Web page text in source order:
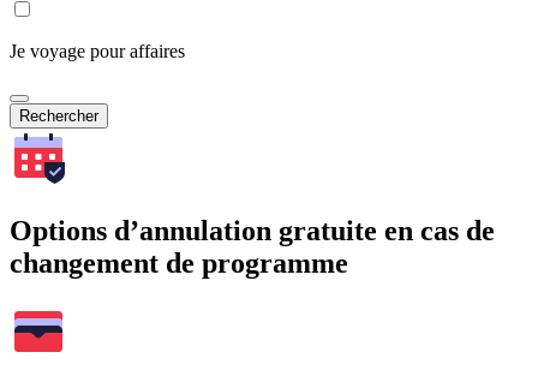
Je voyage pour affaires
Rechercher
Options d’annulation gratuite en cas de
changement de programme